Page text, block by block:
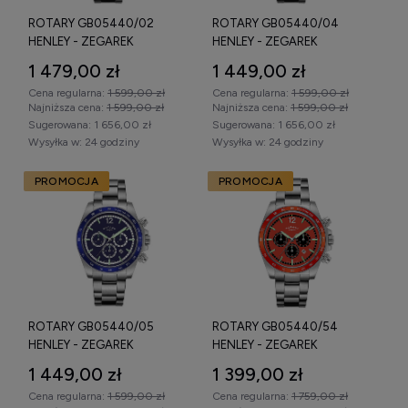
Wybierającoryginalny zegarek Rotary , warto zwrócić
uwagę na:
rodzaj mechanizmu (kwarcowy lub automatyczny),
oznaczenie Swiss Made (w wybranych modelach),
typ szkła (szafirowe zwiększa odporność na
poziom wodoszczelności,
średnicę koperty dopasowaną do nadgarstka.
Rotary oferuje elegancki design, solidne wykonanie i tradycję
zegarmistrzowską w atrakcyjnej relacji jakości do ceny.
Sprawdź dostępne zegarki Rotary męskie i damskie
porównaj parametry techniczne i wybierz model najlepiej
dopasowany do swoich oczekiwań.
ROTARY GB05440/02
HENLEY - ZEGAREK
1 479,00 zł
Cena regularna: 1 599,00 zł
Najniższa cena: 1 599,00 zł
Wysyłka w: 24 godziny
Sugerowana: 1 656,00 zł
ROTARY GB05440/04
HENLEY - ZEGAREK
1 449,00 zł
Cena regularna: 1 599,00 zł
Najniższa cena: 1 599,00 zł
Wysyłka w: 24 godziny
Sugerowana: 1 656,00 zł
ROTARY GB05440/05
HENLEY - ZEGAREK
1 449,00 zł
Cena regularna: 1 599,00 zł
PROMOCJA
ROTARY GB05440/54
HENLEY - ZEGAREK
1 399,00 zł
Cena regularna: 1 759,00 zł
PROMOCJA